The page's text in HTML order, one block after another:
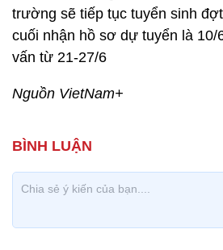
trường sẽ tiếp tục tuyển sinh
cuối nhận hồ sơ dự tuyển là 10/
vấn từ 21-27/6
Nguồn VietNam+